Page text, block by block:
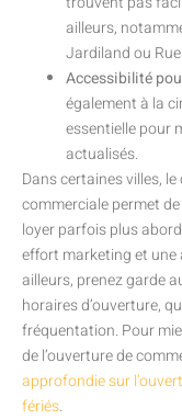
ailleurs,
Jardiland ou
Accessibilité
également à la
essentielle pour
actualisés.
Dans certaines villes,
commerciale permet
loyer parfois plus
effort marketing et une
ailleurs, prenez garde
horaires d’ouverture,
fréquentation. Pour
de l’ouverture de
approfondie sur
fériés.